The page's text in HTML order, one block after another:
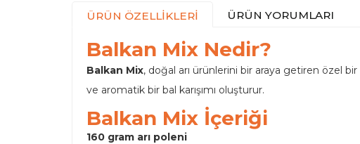
ÜRÜN ÖZELLİKLERİ ÜRÜN YORUMLARI
Balkan Mix Nedir?
Balkan Mix, doğal arı ürünlerini bir araya getiren özel bir
ve aromatik bir bal karışımı oluşturur.
Balkan Mix İçeriği
160 gram arı poleni